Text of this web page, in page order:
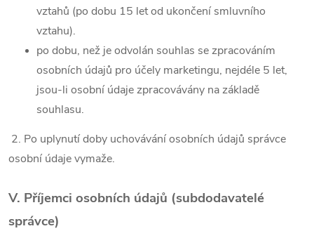
vztahů (po dobu 15 let od ukončení smluvního
vztahu).
po dobu, než je odvolán souhlas se zpracováním
osobních údajů pro účely marketingu, nejdéle 5 let,
jsou-li osobní údaje zpracovávány na základě
souhlasu.
2. Po uplynutí doby uchovávání osobních údajů správce
osobní údaje vymaže.
V. Příjemci osobních údajů (subdodavatelé
správce)